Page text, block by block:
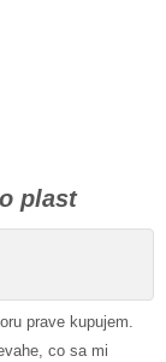
plast
prave kupujem.
co sa mi